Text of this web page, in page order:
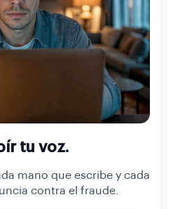
tu voz.
mano que escribe y cada
contra el fraude.